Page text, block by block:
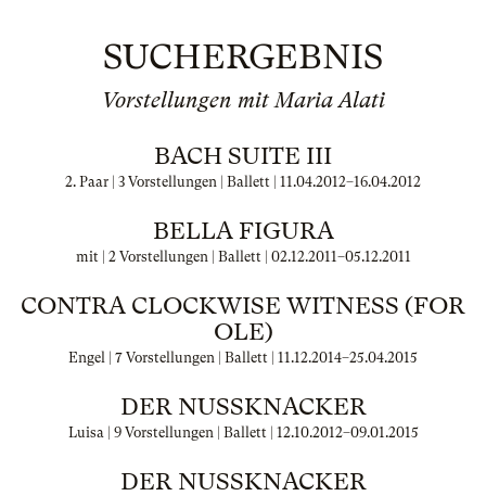
SUCHERGEBNIS
Vorstellungen mit Maria Alati
BACH SUITE III
2. Paar | 3 Vorstellungen | Ballett | 11.04.2012–16.04.2012
BELLA FIGURA
mit | 2 Vorstellungen | Ballett | 02.12.2011–05.12.2011
CONTRA CLOCKWISE WITNESS (FOR
OLE)
Engel | 7 Vorstellungen | Ballett | 11.12.2014–25.04.2015
DER NUSSKNACKER
Luisa | 9 Vorstellungen | Ballett | 12.10.2012–09.01.2015
DER NUSSKNACKER